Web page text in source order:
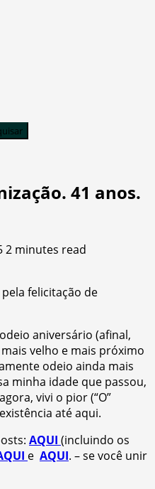
41 anos.
2 minutes read
felicitação de
aniversário (afinal,
velho e mais próximo
odeio ainda mais
minha idade que passou,
vivi o pior (“O”
até aqui.
AQUI (incluindo os
e AQUI. – se você unir